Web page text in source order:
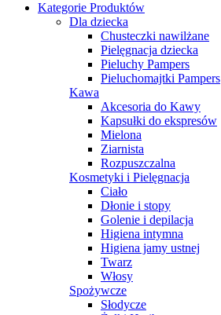
Kategorie Produktów
Dla dziecka
Chusteczki nawilżane
Pielęgnacja dziecka
Pieluchy Pampers
Pieluchomajtki Pampers
Kawa
Akcesoria do Kawy
Kapsułki do ekspresów
Mielona
Ziarnista
Rozpuszczalna
Kosmetyki i Pielęgnacja
Ciało
Dłonie i stopy
Golenie i depilacja
Higiena intymna
Higiena jamy ustnej
Twarz
Włosy
Spożywcze
Słodycze